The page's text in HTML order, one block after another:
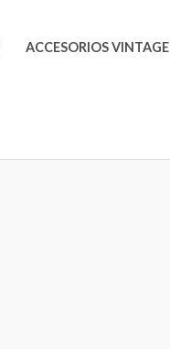
ACCESORIOS VINTAGE